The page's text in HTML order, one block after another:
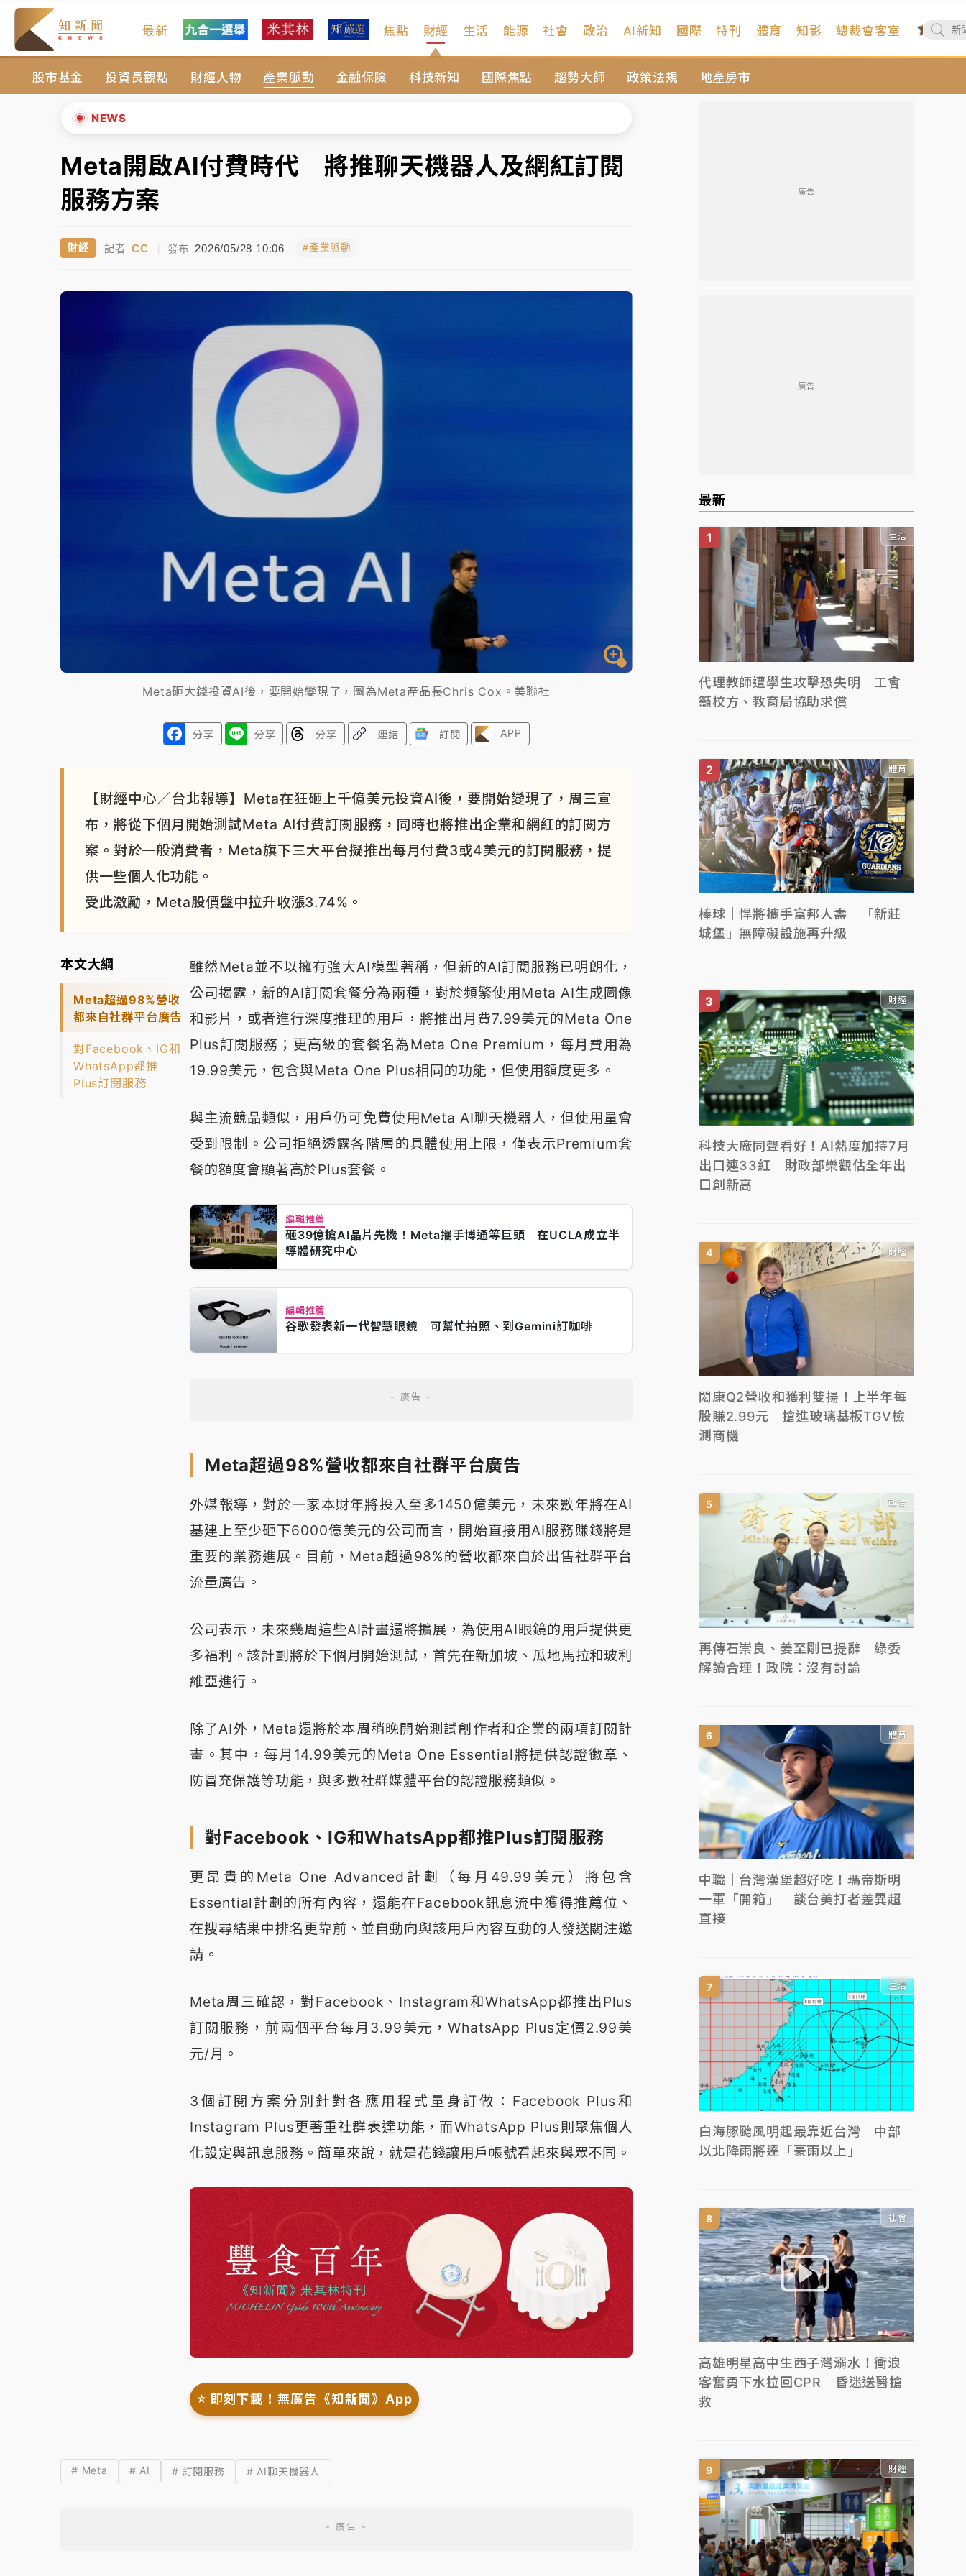
最新 焦點 財經
股市基金 投資長觀點 財經人物 產業脈動 金融保險 科技新知 國際焦點 趨勢大師 政策法規 地產房市
生活 能源 社會 政治 AI新知 國際 特刊 體育 知影 總裁會客室
NEWS
暑假過三周才推「E宿新北打卡趣」！抽獎程序複雜 觀旅局回應了
中信慈善基金會想增加董事人數！辜仲諒向法院聲請遭駁 理由曝光
故宮《龍藏經》特展第2檔！今線上預約開賣一度塞車 周六起展出延長至晚上7時
台東農業處長涉圖利渡假村！東檢抗告成功 今重開羈押庭
女律師陳昱瑄詐慈濟10億！黃金158kg遭查扣畫面曝光
故宮《龍藏經》特展第2檔！今線上預約開賣一度塞車 周六起展出延長至晚上7時
台東農業處長涉圖利渡假村！東檢抗告成功 今重開羈押庭
父親節泡湯了！中颱白海豚雨彈轟3天 「紅到發紫」降雨熱區曝
▲
▼
Meta開啟AI付費時代 將推聊天機器人及網紅訂閱
服務方案
財經 記者 CC | 發布 2026/05/28 10:06 #產業脈動
Meta砸大錢投資AI後，要開始變現了，圖為Meta產品長Chris Cox。美聯社
分享 分享 分享 連結 訂閱 APP
【財經中心／台北報導】Meta在狂砸上千億美元投資AI後，要開始變現了，周三宣
布，將從下個月開始測試Meta AI付費訂閱服務，同時也將推出企業和網紅的訂閱方
案。對於一般消費者，Meta旗下三大平台擬推出每月付費3或4美元的訂閱服務，提
供一些個人化功能。
受此激勵，Meta股價盤中拉升收漲3.74%。
本文大綱
Meta超過98%營收
都來自社群平台廣告
對Facebook、IG和
WhatsApp都推
Plus訂閱服務
雖然Meta並不以擁有強大AI模型著稱，但新的AI訂閱服務已明朗化，
公司揭露，新的AI訂閱套餐分為兩種，對於頻繁使用Meta AI生成圖像
和影片，或者進行深度推理的用戶，將推出月費7.99美元的Meta One
Plus訂閱服務；更高級的套餐名為Meta One Premium，每月費用為
19.99美元，包含與Meta One Plus相同的功能，但使用額度更多。
與主流競品類似，用戶仍可免費使用Meta AI聊天機器人，但使用量會
受到限制。公司拒絕透露各階層的具體使用上限，僅表示Premium套
餐的額度會顯著高於Plus套餐。
編輯推薦
砸39億搶AI晶片先機！Meta攜手博通等巨頭 在UCLA成立半
導體研究中心
編輯推薦
谷歌發表新一代智慧眼鏡 可幫忙拍照、到Gemini訂咖啡
Meta超過98%營收都來自社群平台廣告
外媒報導，對於一家本財年將投入至多1450億美元，未來數年將在AI
基建上至少砸下6000億美元的公司而言，開始直接用AI服務賺錢將是
重要的業務進展。目前，Meta超過98%的營收都來自於出售社群平台
流量廣告。
公司表示，未來幾周這些AI計畫還將擴展，為使用AI眼鏡的用戶提供更
多福利。該計劃將於下個月開始測試，首先在新加坡、瓜地馬拉和玻利
維亞進行。
除了AI外，Meta還將於本周稍晚開始測試創作者和企業的兩項訂閱計
畫。其中，每月14.99美元的Meta One Essential將提供認證徽章、
防冒充保護等功能，與多數社群媒體平台的認證服務類似。
對Facebook、IG和WhatsApp都推Plus訂閱服務
更昂貴的Meta One Advanced計劃（每月49.99美元）將包含
Essential計劃的所有內容，還能在Facebook訊息流中獲得推薦位、
在搜尋結果中排名更靠前、並自動向與該用戶內容互動的人發送關注邀
請。
Meta周三確認，對Facebook、Instagram和WhatsApp都推出Plus
訂閱服務，前兩個平台每月3.99美元，WhatsApp Plus定價2.99美
元/月。
3個訂閱方案分別針對各應用程式量身訂做：Facebook Plus和
Instagram Plus更著重社群表達功能，而WhatsApp Plus則聚焦個人
化設定與訊息服務。簡單來說，就是花錢讓用戶帳號看起來與眾不同。
⭐️ 即刻下載！無廣告《知新聞》App
# Meta # AI # 訂閱服務 # AI聊天機器人
廣告
廣告
最新
生活
代理教師遭學生攻擊恐失明 工會
籲校方、教育局協助求償
體育
棒球｜悍將攜手富邦人壽 「新莊
城堡」無障礙設施再升級
財經
科技大廠同聲看好！AI熱度加持7月
出口連33紅 財政部樂觀估全年出
口創新高
財經
閎康Q2營收和獲利雙揚！上半年每
股賺2.99元 搶進玻璃基板TGV檢
測商機
政治
再傳石崇良、姜至剛已提辭 綠委
解讀合理！政院：沒有討論
體育
中職｜台灣漢堡超好吃！瑪帝斯明
一軍「開箱」 談台美打者差異超
直接
生活
白海豚颱風明起最靠近台灣 中部
以北降雨將達「豪雨以上」
社會
高雄明星高中生西子灣溺水！衝浪
客奮勇下水拉回CPR 昏迷送醫搶
救
財經